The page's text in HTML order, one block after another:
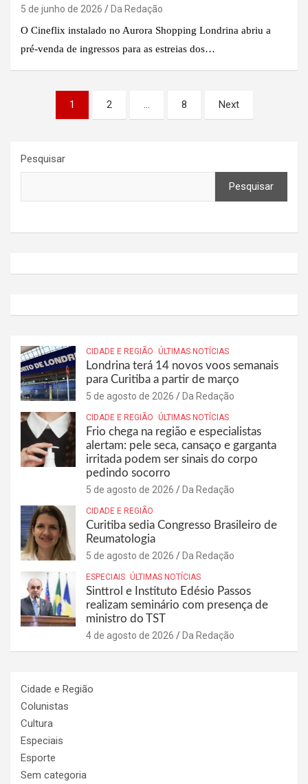
5 de junho de 2026
Da Redação
O Cineflix instalado no Aurora Shopping Londrina abriu a
pré-venda de ingressos para as estreias dos…
Paginação
1 2 … 8 Next
Pesquisar
Pesquisar
CIDADE E REGIÃO ÚLTIMAS NOTÍCIAS
Londrina terá 14 novos voos semanais
para Curitiba a partir de março
5 de agosto de 2026 Da Redação
CIDADE E REGIÃO ÚLTIMAS NOTÍCIAS
Frio chega na região e especialistas
alertam: pele seca, cansaço e garganta
irritada podem ser sinais do corpo
pedindo socorro
5 de agosto de 2026 Da Redação
CIDADE E REGIÃO
Curitiba sedia Congresso Brasileiro de
Reumatologia
5 de agosto de 2026 Da Redação
ESPECIAIS ÚLTIMAS NOTÍCIAS
Sinttrol e Instituto Edésio Passos
realizam seminário com presença de
ministro do TST
4 de agosto de 2026 Da Redação
Cidade e Região
Colunistas
Cultura
Especiais
Esporte
Sem categoria